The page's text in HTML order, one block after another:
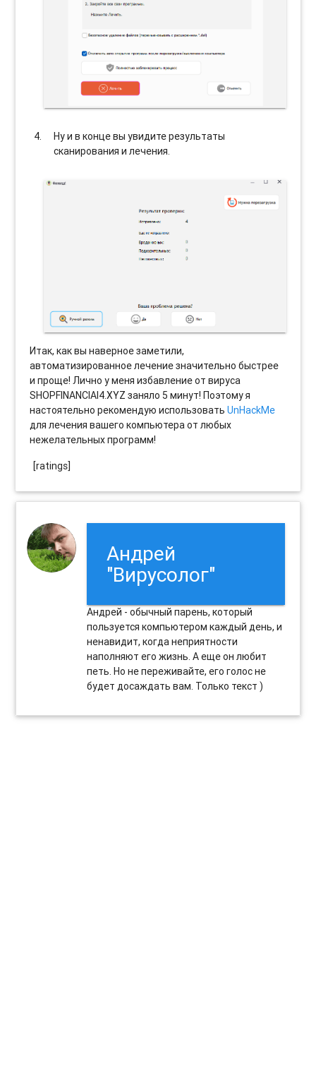
Ну и в конце вы увидите результаты
сканирования и лечения.
Итак, как вы наверное заметили,
автоматизированное лечение значительно быстрее
и проще! Лично у меня избавление от вируса
SHOPFINANCIAI4.XYZ заняло 5 минут! Поэтому я
настоятельно рекомендую использоватьUnHackMe
для лечения вашего компьютера от любых
нежелательных программ!
[ratings]
Андрей
"Вирусолог"
Андрей - обычный парень, который
пользуется компьютером каждый день, и
ненавидит, когда неприятности
наполняют его жизнь. А еще он любит
петь. Но не переживайте, его голос не
будет досаждать вам. Только текст )